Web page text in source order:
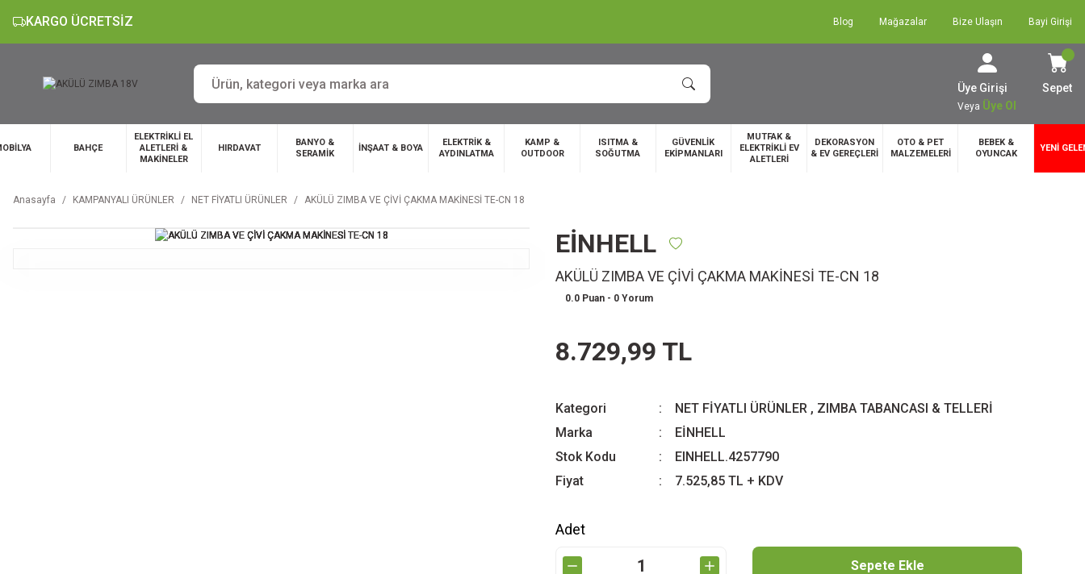
KARGO ÜCRETSİZ Blog Mağazalar Bize Ulaşın Bayi Girişi
Üye Girişi
Veya Üye Ol
Sepet
BAHÇE
ELEKTRİKLİ EL
ALETLERİ &
MAKİNELER
HIRDAVAT
BANYO &
SERAMİK
İNŞAAT & BOYA
ELEKTRİK &
AYDINLATMA
KAMP &
OUTDOOR
ISITMA &
SOĞUTMA
GÜVENLİK
EKİPMANLARI
MUTFAK &
ELEKTRİKLİ EV
ALETLERİ
DEKORASYON
& EV GEREÇLERİ
OTO & PET
MALZEMELERİ
BEBEK &
OYUNCAK
YENİ
Anasayfa KAMPANYALI ÜRÜNLER NET FİYATLI ÜRÜNLER AKÜLÜ ZIMBA VE ÇİVİ ÇAKMA MAKİNESİ TE-CN 18
EİNHELL
AKÜLÜ ZIMBA VE ÇİVİ ÇAKMA MAKİNESİ TE-CN 18
0.0 Puan - 0 Yorum
8.729,99 TL
Kategori NET FİYATLI ÜRÜNLER , ZIMBA TABANCASI & TELLERİ
Marka
EİNHELL
Stok Kodu
EINHELL.4257790
Fiyat
7.525,85 TL + KDV
Adet
Sepete Ekle